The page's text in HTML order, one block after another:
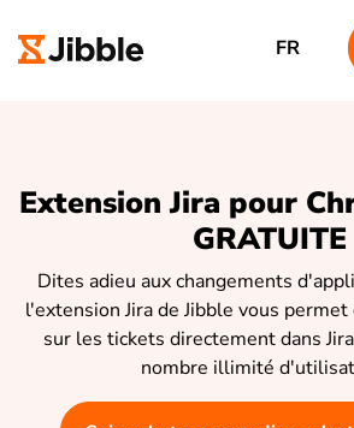
FR
Extension Jira pour
GRATUITE
Dites adieu aux changements
l'extension Jira de Jibble vous
sur les tickets directement dans
nombre illimité